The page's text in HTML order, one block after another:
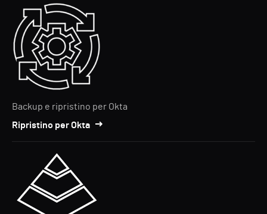
Backup e ripristino per Okta
Ripristino per Okta